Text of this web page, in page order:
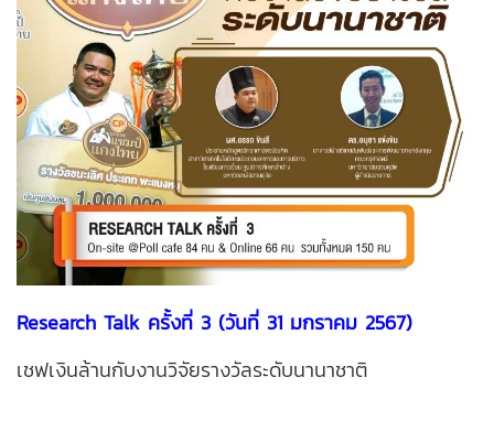
Research Talk ครั้งที่ 3 (วันที่ 31 มกราคม 2567)
เชฟเงินล้านกับงานวิจัยรางวัลระดับนานาชาติ